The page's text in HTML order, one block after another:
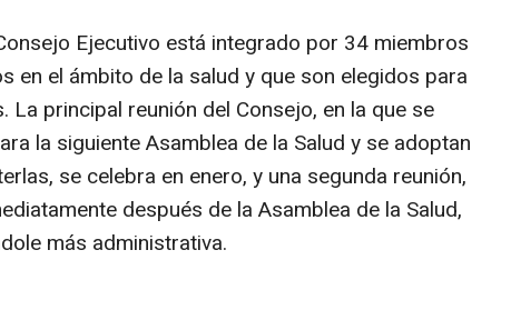
Ejecutivo está integrado por 34 miembros
en el ámbito de la salud y que son elegidos para
La principal reunión del Consejo, en la que se
la siguiente Asamblea de la Salud y se adoptan
se celebra en enero, y una segunda reunión,
después de la Asamblea de la Salud,
más administrativa.